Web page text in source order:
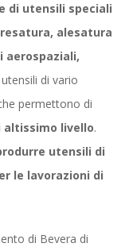
di utensili speciali
alesatura
aerospaziali,
di vario
permettono di
altissimo livello.
utensili di
le lavorazioni di
di Bevera di